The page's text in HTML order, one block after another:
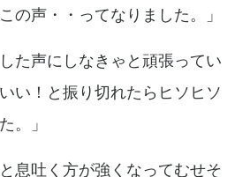
の声・・ってなりました。」
た声にしなきゃと頑張ってい
い！と振り切れたらヒソヒソ
。」
息吐く方が強くなってむせそ